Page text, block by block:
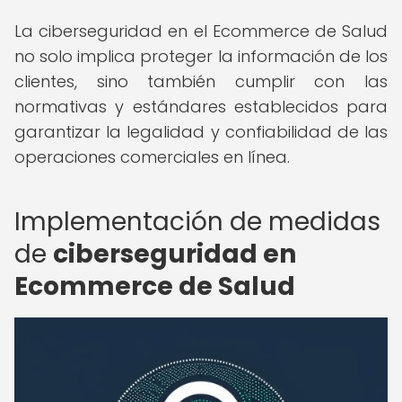
La ciberseguridad en el Ecommerce de Salud
no solo implica proteger la información de los
clientes, sino también cumplir con las
normativas y estándares establecidos para
garantizar la legalidad y confiabilidad de las
operaciones comerciales en línea.
Implementación de medidas
de ciberseguridad en
Ecommerce de Salud